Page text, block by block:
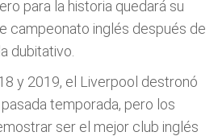
para la historia quedará su
campeonato inglés después de
dubitativo.
y 2019, el Liverpool destronó
temporada, pero los
ser el mejor club inglés